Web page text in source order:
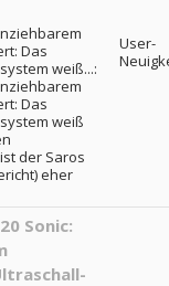
Das
weiß...:
Das
weiß
der Saros
eher
User-
Sonic: